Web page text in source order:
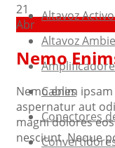
Altavoz
Altavoz
Cables
Conectores
21
Abr
Nemo
Nemo enim
aspernatur aut
magni dolores
nesciunt. Neque